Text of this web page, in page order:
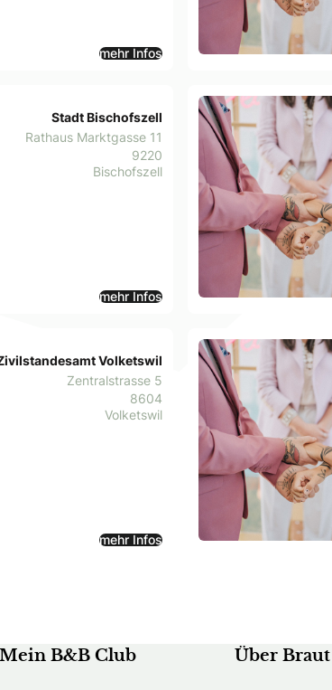
mehr Infos
Stadt Bischofszell
Rathaus Marktgasse 11
9220
Bischofszell
mehr Infos
Volketswil
Zentralstrasse 5
8604
Volketswil
mehr Infos
Mein B&B Club Über